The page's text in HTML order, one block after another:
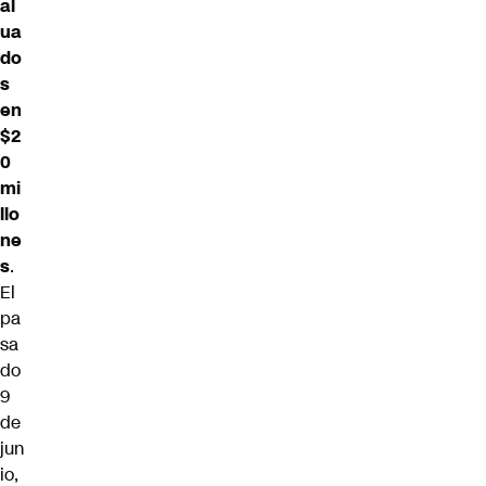
al
ua
do
s
en
$2
0
mi
llo
ne
s.
El
pa
sa
do
9
de
jun
io,